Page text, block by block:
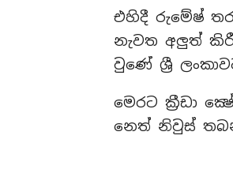
එහිදී රුමේෂ්
නැවත අලුත්
වුණේ ශ්‍රී
මෙරට ක්‍රීඩා
නෙත් නිවුස්